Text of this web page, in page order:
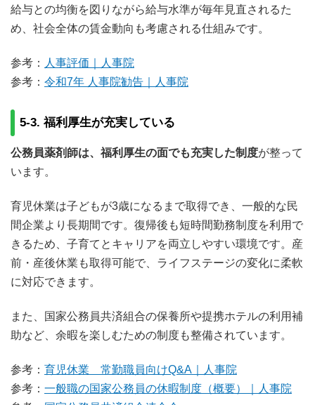
給与との均衡を図りながら給与水準が毎年見直されるた
め、社会全体の賃金動向も考慮される仕組みです。
参考： 人事評価｜人事院
参考： 令和7年 人事院勧告｜人事院
5-3. 福利厚生が充実している
公務員薬剤師は、福利厚生の面でも充実した制度が整って
います。
育児休業は子どもが3歳になるまで取得でき、一般的な民
間企業より長期間です。復帰後も短時間勤務制度を利用で
きるため、子育てとキャリアを両立しやすい環境です。産
前・産後休業も取得可能で、ライフステージの変化に柔軟
に対応できます。
また、国家公務員共済組合の保養所や提携ホテルの利用補
助など、余暇を楽しむための制度も整備されています。
参考： 育児休業 常勤職員向けQ&A｜人事院
参考： 一般職の国家公務員の休暇制度（概要）｜人事院